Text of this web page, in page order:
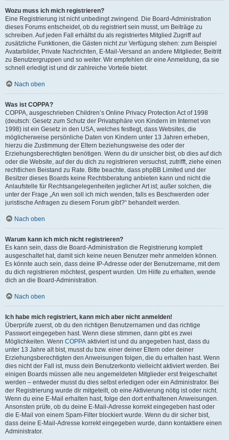
Wozu muss ich mich registrieren?
Eine Registrierung ist nicht unbedingt zwingend. Die Board-Administration
dieses Forums entscheidet, ob du registriert sein musst, um Beiträge zu
schreiben. Auf jeden Fall erhältst du als registriertes Mitglied Zugriff auf
zusätzliche Funktionen, die Gästen nicht zur Verfügung stehen: zum Beispiel
Avatarbilder, Private Nachrichten, E-Mail-Versand an andere Mitglieder, Beitritt
zu Benutzergruppen und so weiter. Wir empfehlen dir eine Anmeldung, da sie
schnell erledigt ist und dir zahlreiche Vorteile bietet.
Nach oben
Was ist COPPA?
COPPA, ausgeschrieben Children’s Online Privacy Protection Act of 1998
(deutsch: Gesetz zum Schutz der Privatsphäre von Kindern im Internet von
1998) ist ein Gesetz in den USA, welches festlegt, dass Websites, die
möglicherweise persönliche Daten von Kindern unter 13 Jahren erheben,
hierzu die Zustimmung der Eltern beziehungsweise des oder der
Erziehungsberechtigten benötigen. Wenn du dir unsicher bist, ob dies auf dich
oder die Website, auf der du dich zu registrieren versuchst, zutrifft, ziehe einen
rechtlichen Beistand zu Rate. Bitte beachte, dass phpBB Limited und der
Besitzer dieses Boards keine Rechtsberatung anbieten kann und nicht die
Anlaufstelle für Rechtsangelegenheiten jeglicher Art ist; außer solchen, die
unter der Frage „An wen soll ich mich wenden, falls es Beschwerden oder
juristische Anfragen zu diesem Forum gibt?“ behandelt werden.
Nach oben
Warum kann ich mich nicht registrieren?
Es kann sein, dass die Board-Administration die Registrierung komplett
ausgeschaltet hat, damit sich keine neuen Benutzer mehr anmelden können.
Es könnte auch sein, dass deine IP-Adresse oder der Benutzername, mit dem
du dich registrieren möchtest, gesperrt wurden. Um Hilfe zu erhalten, wende
dich an die Board-Administration.
Nach oben
Ich habe mich registriert, kann mich aber nicht anmelden!
Überprüfe zuerst, ob du den richtigen Benutzernamen und das richtige
Passwort eingegeben hast. Wenn diese stimmen, dann gibt es zwei
Möglichkeiten. Wenn COPPA aktiviert ist und du angegeben hast, dass du
unter 13 Jahre alt bist, musst du bzw. einer deiner Eltern oder deiner
Erziehungsberechtigten den Anweisungen folgen, die du erhalten hast. Wenn
dies nicht der Fall ist, muss dein Benutzerkonto vielleicht aktiviert werden. Bei
einigen Boards müssen alle neu angemeldeten Mitglieder erst freigeschaltet
werden – entweder musst du dies selbst erledigen oder ein Administrator. Bei
der Registrierung wurde dir mitgeteilt, ob eine Aktivierung nötig ist oder nicht.
Wenn du eine E-Mail erhalten hast, folge den dort enthaltenen Anweisungen.
Ansonsten prüfe, ob du deine E-Mail-Adresse korrekt eingegeben hast oder
die E-Mail von einem Spam-Filter blockiert wurde. Wenn du dir sicher bist,
dass deine E-Mail-Adresse korrekt eingegeben wurde, dann kontaktiere einen
Administrator.